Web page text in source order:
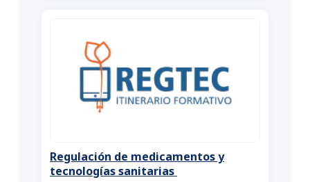
Regulación de medicamentos y
tecnologías sanitarias